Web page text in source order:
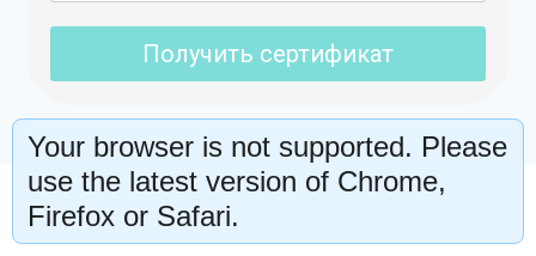
Получить сертификат
Your browser is not supported. Please
use the latest version of Chrome,
Firefox or Safari.